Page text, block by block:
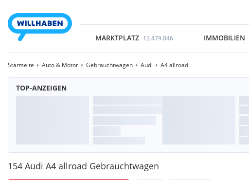
MARKTPLATZ 12.479.046 IMMOBILIEN
Startseite Auto & Motor Gebrauchtwagen Audi A4 allroad
TOP-ANZEIGEN
154 Audi A4 allroad Gebrauchtwagen